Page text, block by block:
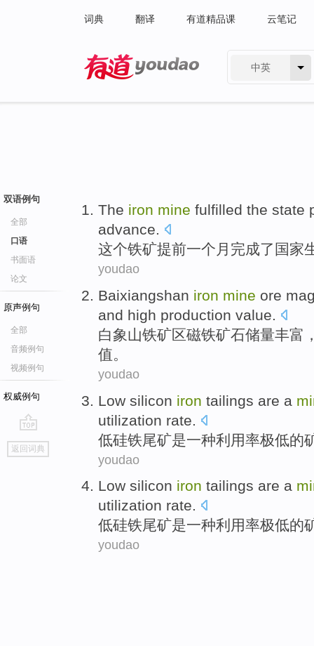
词典 翻译 有道精品课 云笔记
中英
双语例句
全部
口语
书面语
论文
原声例句
全部
音频例句
视频例句
权威例句
go
top
返回词典
The iron mine fulfilled the state
advance.
这个铁矿提前一个 月 完成了 国家
youdao
Baixiangshan iron mine ore
and high production value.
白象山铁矿区磁铁矿石储量丰富
值。
youdao
Low silicon iron tailings are a
utilization rate
低硅铁尾矿是一种利用率极低的
youdao
Low silicon iron tailings are a
utilization rate.
低硅铁尾矿是一种利用率极低的
youdao